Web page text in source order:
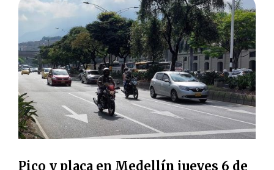
Pico y placa en Medellín jueves 6 de